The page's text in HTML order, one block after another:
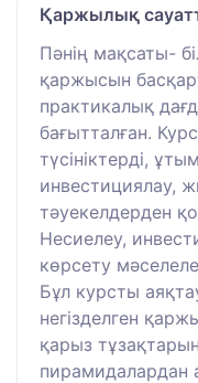
Қаржылық
Пәнің мақсаты-
қаржысын
практикалық
бағытталған.
түсініктерді,
инвестициялау,
тәуекелдерден
Несиелеу,
көрсету
Бұл курсты
негізделген
қарыз
пирамидалардан